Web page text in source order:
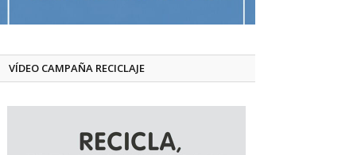
VÍDEO CAMPAÑA RECICLAJE